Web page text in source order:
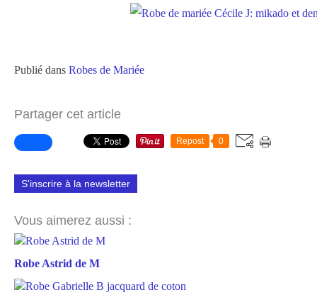
Publié dans Robes de Mariée
Partager cet article
Repost 0
S'inscrire à la newsletter
Vous aimerez aussi :
Robe Astrid de M